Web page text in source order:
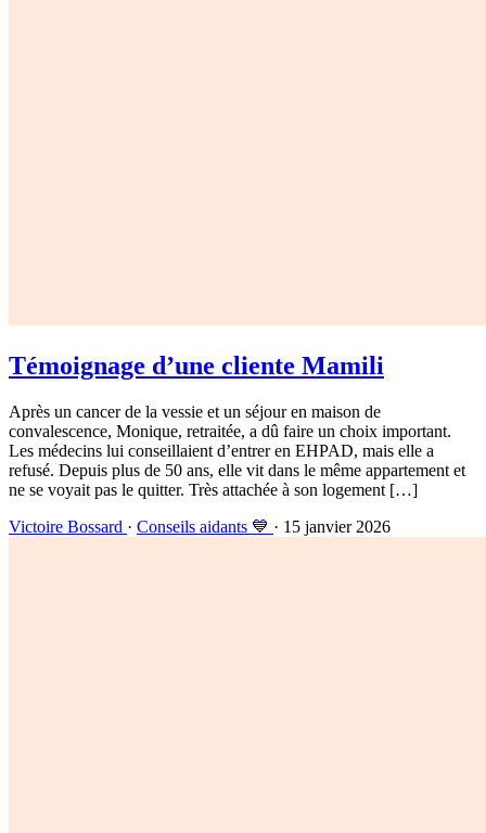
Témoignage d’une cliente Mamili
Après un cancer de la vessie et un séjour en maison de
convalescence, Monique, retraitée, a dû faire un choix important.
Les médecins lui conseillaient d’entrer en EHPAD, mais elle a
refusé. Depuis plus de 50 ans, elle vit dans le même appartement et
ne se voyait pas le quitter. Très attachée à son logement […]
Victoire Bossard · Conseils aidants 💙 · 15 janvier 2026